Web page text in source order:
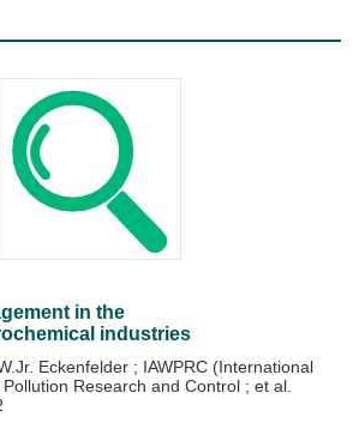
in the
industries
Eckenfelder ; IAWPRC (International
Research and Control ; et al.